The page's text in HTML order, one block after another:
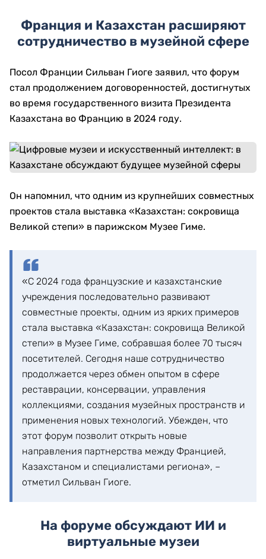
Франция и Казахстан расширяют
сотрудничество в музейной сфере
Посол Франции Сильван Гиоге заявил, что форум
стал продолжением договоренностей, достигнутых
во время государственного визита Президента
Казахстана во Францию в 2024 году.
Он напомнил, что одним из крупнейших совместных
проектов стала выставка «Казахстан: сокровища
Великой степи» в парижском Музее Гиме.
«С 2024 года французские и казахстанские
учреждения последовательно развивают
совместные проекты, одним из ярких примеров
стала выставка «Казахстан: сокровища Великой
степи» в Музее Гиме, собравшая более 70 тысяч
посетителей. Сегодня наше сотрудничество
продолжается через обмен опытом в сфере
реставрации, консервации, управления
коллекциями, создания музейных пространств и
применения новых технологий. Убежден, что
этот форум позволит открыть новые
направления партнерства между Францией,
Казахстаном и специалистами региона», –
отметил Сильван Гиоге.
На форуме обсуждают ИИ и
виртуальные музеи